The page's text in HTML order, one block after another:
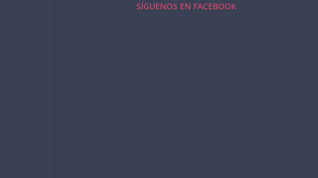
SÍGUENOS EN FACEBOOK